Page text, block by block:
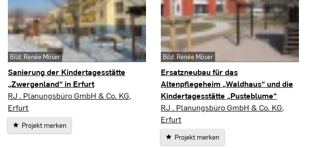
Sanierung der Kindertagesstätte
„Zwergenland“ in Erfurt
Erfurt
RJ . Planungsbüro GmbH & Co. KG,
Erfurt
Projekt merken
Bild: Renée Möser
Ersatzneubau für das
Altenpflegeheim „Waldhaus“ und die
Kindertagesstätte „Pusteblume“
Eisenach
RJ . Planungsbüro GmbH & Co. KG,
Erfurt
Projekt merken
Bild: Renée Möser